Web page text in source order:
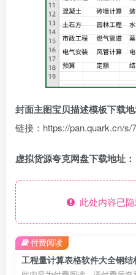
封面主图宝贝描述模板下载地
链接：https://pan.quark.cn/s/
虚拟货源夸克网盘下载地址：
此处内容已隐
付费阅读